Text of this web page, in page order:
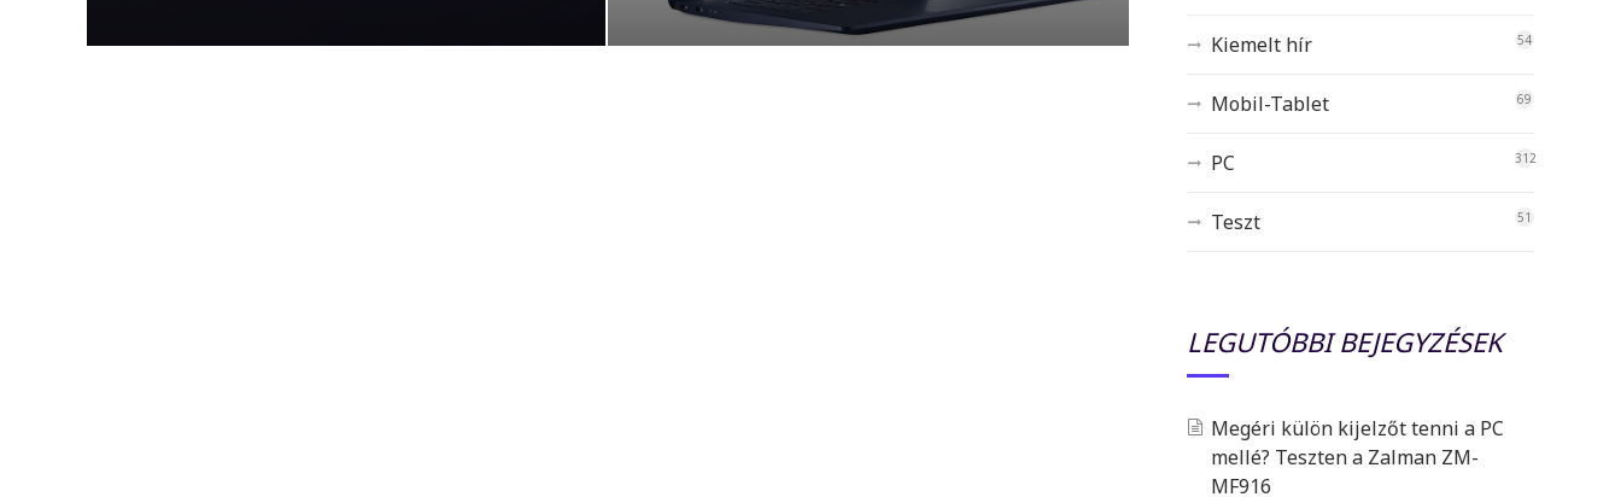
Kiemelt hír 54
Mobil-Tablet 69
PC 312
Teszt 51
LEGUTÓBBI BEJEGYZÉSEK
Megéri külön kijelzőt tenni a PC
mellé? Teszten a Zalman ZM-
MF916